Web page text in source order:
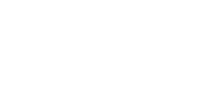
used to help us analyze how the website is used and to offer